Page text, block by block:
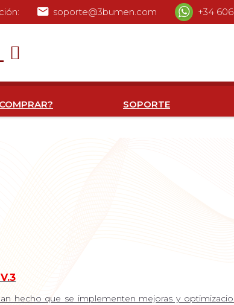
soporte@3bumen.com +34 606
SOPORTE
hecho que se implementen mejoras y